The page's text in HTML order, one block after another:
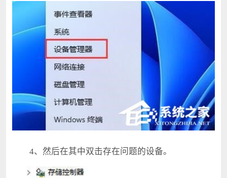
4、然后在其中双击存在问题的设备。